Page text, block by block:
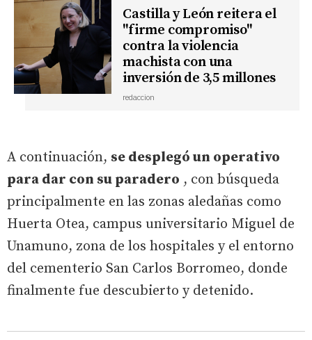
Castilla y León reitera el
"firme compromiso"
contra la violencia
machista con una
inversión de 3,5 millones
redaccion
A continuación, se desplegó un operativo
para dar con su paradero , con búsqueda
principalmente en las zonas aledañas como
Huerta Otea, campus universitario Miguel de
Unamuno, zona de los hospitales y el entorno
del cementerio San Carlos Borromeo, donde
finalmente fue descubierto y detenido.